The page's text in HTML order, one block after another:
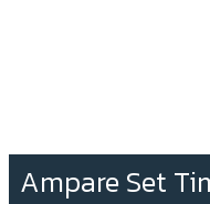
Ampare Set